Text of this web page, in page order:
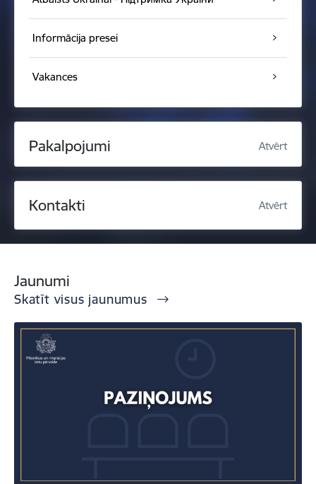
Informācija presei
Vakances
Pakalpojumi Atvērt
Kontakti Atvērt
Jaunumi
Skatīt visus jaunumus